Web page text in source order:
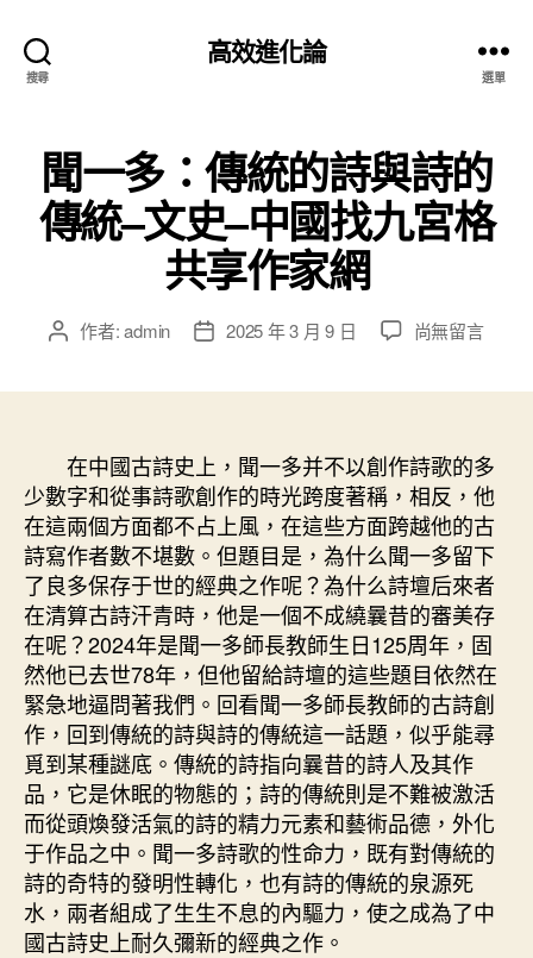
搜尋
高效進化論
選單
聞一多：傳統的詩與詩的
傳統–文史–中國找九宮格
共享作家網
文 作者:admin
文
期
2025 年 3 月 9 日
在
統
的
詩
與
詩
的
傳
統
–
文
史
–
中
國
找
九
宮
格
共
尚無留言
在中國古詩史上，聞一多并不以創作詩歌的多
少數字和從事詩歌創作的時光跨度著稱，相反，他
在這兩個方面都不占上風，在這些方面跨越他的古
詩寫作者數不堪數。但題目是，為什么聞一多留下
了良多保存于世的經典之作呢？為什么詩壇后來者
在清算古詩汗青時，他是一個不成繞曩昔的審美存
在呢？2024年是聞一多師長教師生日125周年，固
然他已去世78年，但他留給詩壇的這些題目依然在
緊急地逼問著我們。回看聞一多師長教師的古詩創
作，回到傳統的詩與詩的傳統這一話題，似乎能尋
覓到某種謎底。傳統的詩指向曩昔的詩人及其作
品，它是休眠的物態的；詩的傳統則是不難被激活
而從頭煥發活氣的詩的精力元素和藝術品德，外化
于作品之中。聞一多詩歌的性命力，既有對傳統的
詩的奇特的發明性轉化，也有詩的傳統的泉源死
水，兩者組成了生生不息的內驅力，使之成為了中
國古詩史上耐久彌新的經典之作。